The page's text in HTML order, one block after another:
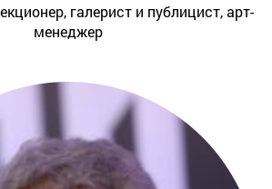
менеджер